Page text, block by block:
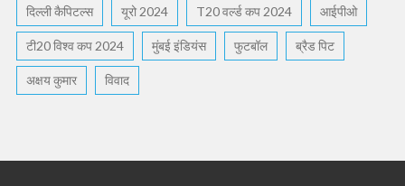
दिल्ली कैपिटल्स यूरो 2024 T20 वर्ल्ड कप 2024 आईपीओ
टी20 विश्व कप 2024 मुंबई इंडियंस फुटबॉल ब्रैड पिट
अक्षय कुमार विवाद